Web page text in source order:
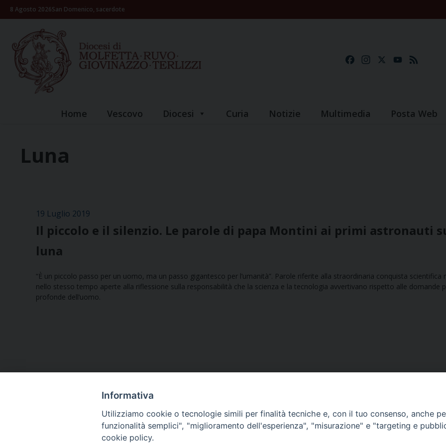
Skip8 Agosto 2026San Domenico, sacerdote
FacebookInstagramYouTube
Home Vescovo Diocesi Curia Notizie Multimedia Posta Web
Luna
19 Luglio 2019
Il piccolo e il silenzio. Le parole di papa Montini ai primi astronauti
luna
“È un piccolo passo per un uomo, ma un passo gigantesco per l’umanità”. Parole riferite alla straordinaria conquista scientifica
nello stesso tempo aperte alla riflessione sulla responsabilità che la scienza e la tecnologia avvertivano rispetto alle domande
profonde dell’uomo.
Informativa
Utilizziamo cookie o tecnologie simili per finalità tecniche e, con il tuo consenso, anche
funzionalità semplici", "miglioramento dell'esperienza", "misurazione" e "targeting e
cookie policy.